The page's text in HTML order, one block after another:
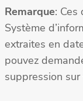
Remarque:
Système
extraites en
pouvez
suppression